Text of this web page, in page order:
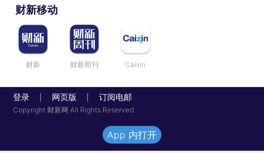
财新移动
财新 财新周刊 Caixin
登录 网页版 订阅电邮
Copyright 财新网 All Rights Reserved
App 内打开